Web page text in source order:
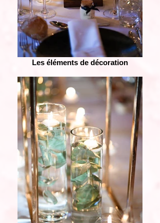
Les éléments de décoration